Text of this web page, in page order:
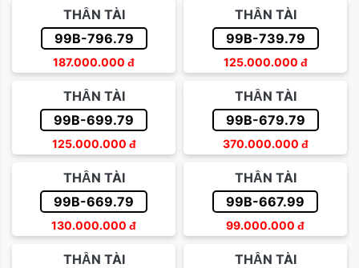
THẦN TÀI
99B-796.79
187.000.000 đ
THẦN TÀI
99B-739.79
125.000.000 đ
THẦN TÀI
99B-699.79
125.000.000 đ
THẦN TÀI
99B-679.79
370.000.000 đ
THẦN TÀI
99B-669.79
130.000.000 đ
THẦN TÀI
99B-667.99
99.000.000 đ
THẦN TÀI
THẦN TÀI